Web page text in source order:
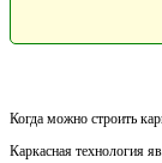
Когда можно строить
Каркасная технология